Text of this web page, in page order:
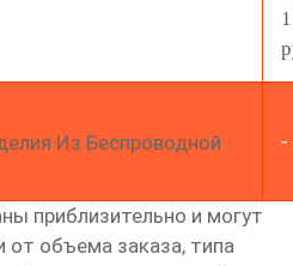
Из Беспроводной
-
приблизительно и могут
от объема заказа, типа